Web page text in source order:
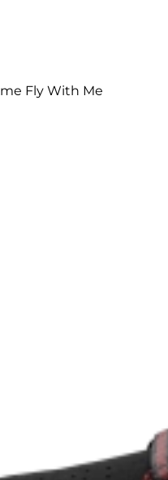
Fly With Me